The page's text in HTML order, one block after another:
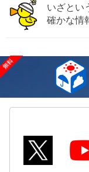
いざとい
確かな情